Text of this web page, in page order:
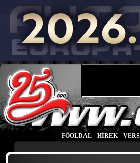
FŐOLDAL HÍREK